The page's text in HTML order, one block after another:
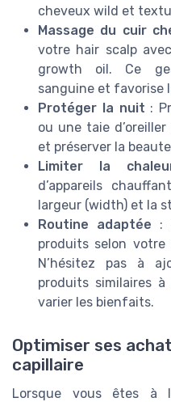
cheveux wild et
Massage du cuir
votre hair scalp
growth oil. Ce
sanguine et favorise
Protéger la nuit :
ou une taie
et préserver la
Limiter la
d’appareils
largeur (width) et la
Routine adaptée :
produits selon
N’hésitez pas à
produits similaires
varier les bienfaits.
Optimiser ses
capillaire
Lorsque vous êtes à